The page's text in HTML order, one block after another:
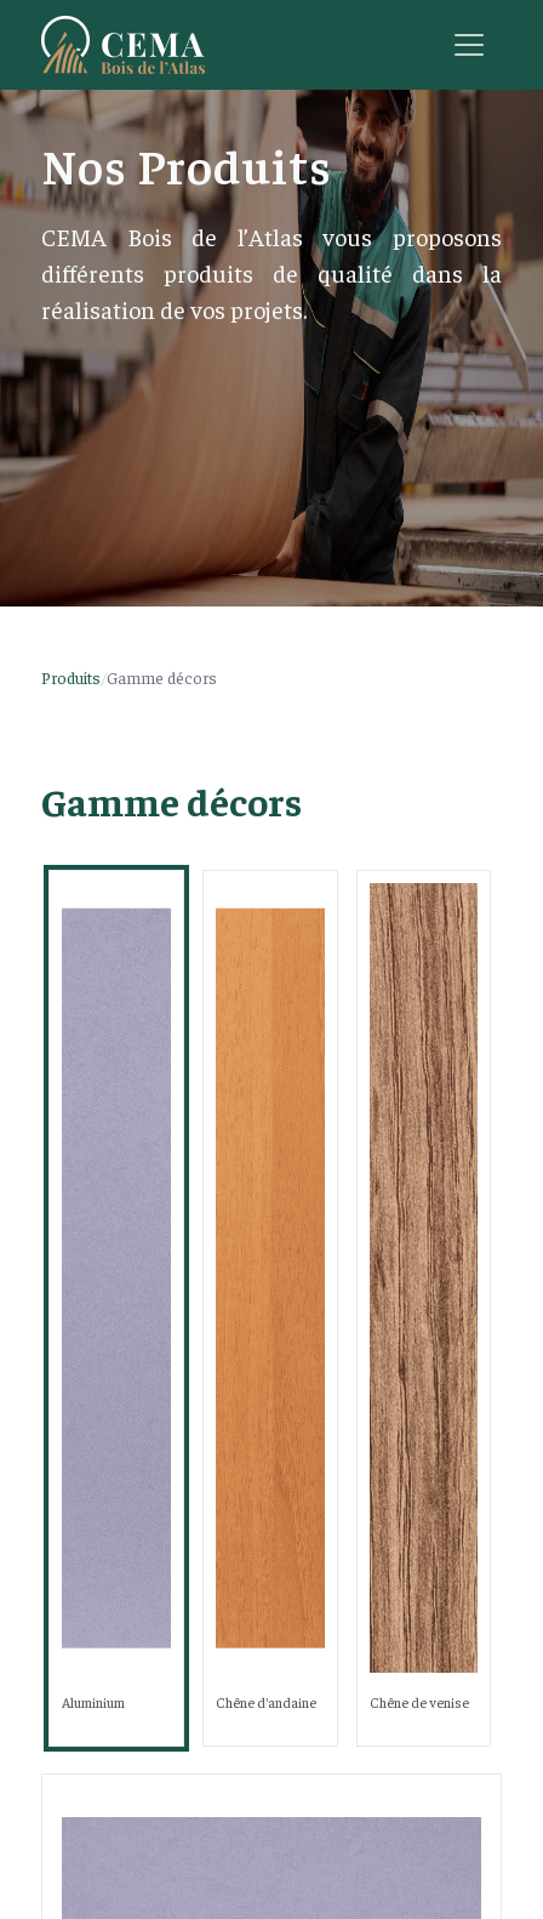
Nos Produits
CEMA Bois de l’Atlas vous proposons
différents produits de qualité dans la
réalisation de vos projets.
Produits/Gamme décors
Gamme décors
Aluminium Chêne d'andaine Chêne de venise